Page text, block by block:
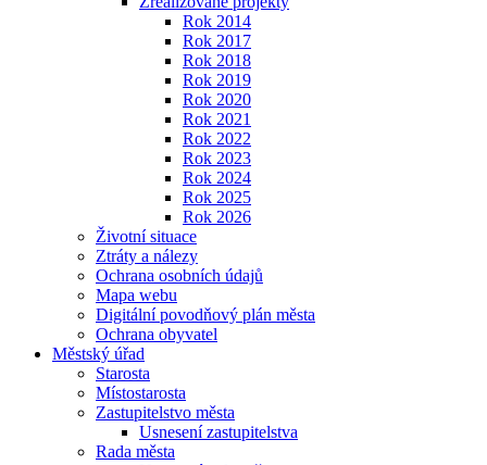
Rok 2014
Rok 2017
Rok 2018
Rok 2019
Rok 2020
Rok 2021
Rok 2022
Rok 2023
Rok 2024
Rok 2025
Rok 2026
Životní situace
Ztráty a nálezy
Ochrana osobních údajů
Mapa webu
Digitální povodňový plán města
Ochrana obyvatel
Městský úřad
Starosta
Místostarosta
Zastupitelstvo města
Usnesení zastupitelstva
Rada města